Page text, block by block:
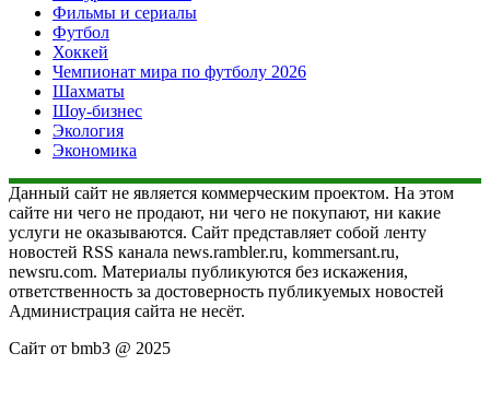
Фильмы и сериалы
Футбол
Хоккей
Чемпионат мира по футболу 2026
Шахматы
Шоу-бизнес
Экология
Экономика
Данный сайт не является коммерческим проектом. На этом
сайте ни чего не продают, ни чего не покупают, ни какие
услуги не оказываются. Сайт представляет собой ленту
новостей RSS канала news.rambler.ru, kommersant.ru,
newsru.com. Материалы публикуются без искажения,
ответственность за достоверность публикуемых новостей
Администрация сайта не несёт.
Сайт от bmb3 @ 2025